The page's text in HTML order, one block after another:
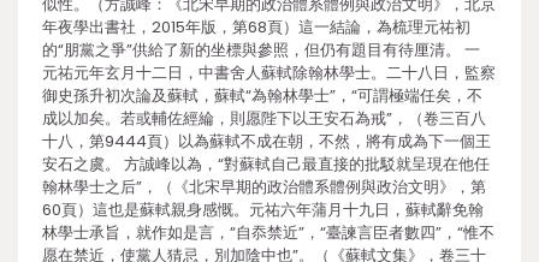
年夜學出書社，2015年版，第68頁）這一結論，為梳理元祐初
的“朋黨之爭”供給了新的坐標與參照，但仍有題目有待厘清。 一
元祐元年玄月十二日，中書舍人蘇軾除翰林學士。二十八日，監察
御史孫升初次論及蘇軾，蘇軾“為翰林學士”，“可謂極端任矣，不
成以加矣。若或輔佐經綸，則愿陛下以王安石為戒”，（卷三百八
十八，第9444頁）以為蘇軾不成在朝，不然，將有成為下一個王
安石之虞。 方誠峰以為，“對蘇軾自己最直接的批駁就呈現在他任
翰林學士之后”，（《北宋早期的政治體系體例與政治文明》，第
60頁）這也是蘇軾親身感慨。元祐六年蒲月十九日，蘇軾辭免翰
林學士承旨，就作如是言，“自忝禁近”，“臺諫言臣者數四”，“惟不
愿在禁近，使黨人猜忌，別加陰中也”。（《蘇軾文集》，卷三十